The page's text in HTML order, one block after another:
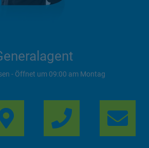
- Öffnet um 09:00 Montag
Link Opens in